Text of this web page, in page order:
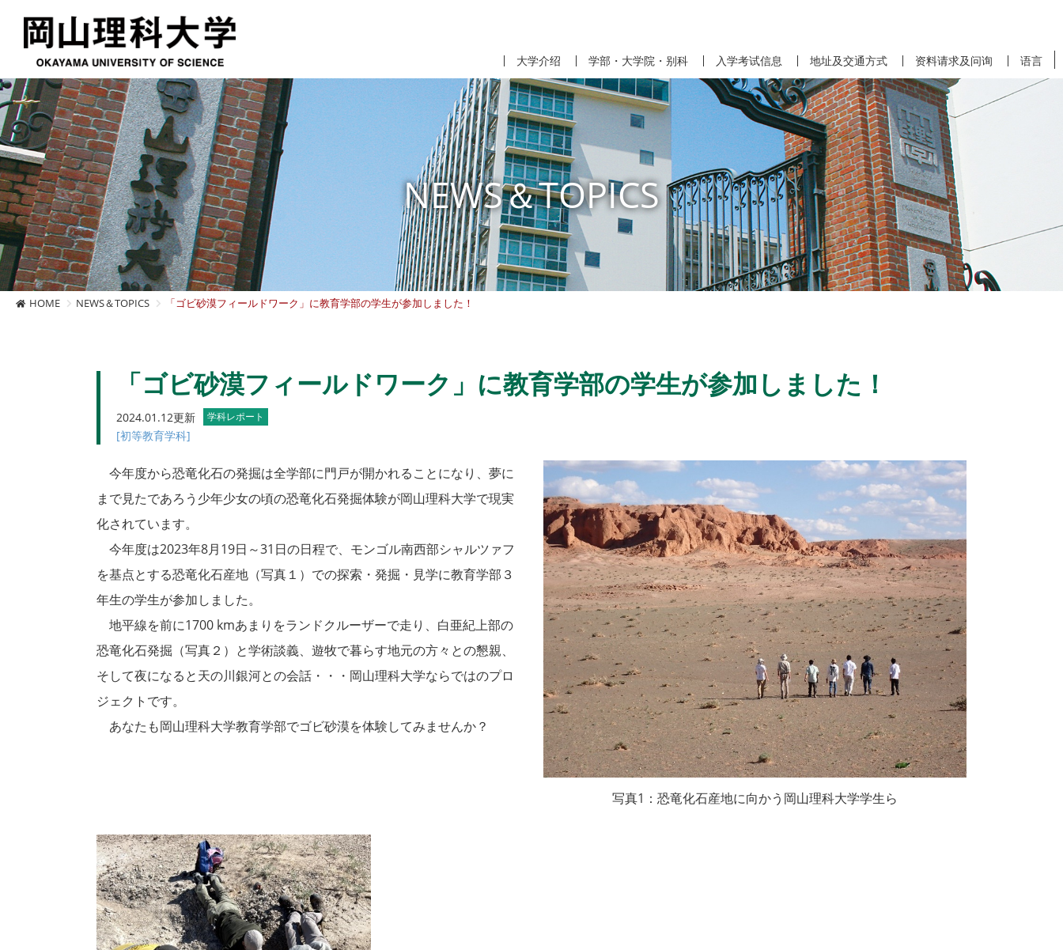
大学介绍 学部・大学院・别科 入学考试信息 地址及交通方式 资料请求及问询 语言
NEWS＆TOPICS
HOME NEWS＆TOPICS 「ゴビ砂漠フィールドワーク」に教育学部の学生が参加しました！
「ゴビ砂漠フィールドワーク」に教育学部の学生が参加しました！
2024.01.12更新 学科レポート
[初等教育学科]
写真1：恐竜化石産地に向かう岡山理科大学学生ら
今年度から恐竜化石の発掘は全学部に門戸が開かれることになり、夢に
まで見たであろう少年少女の頃の恐竜化石発掘体験が岡山理科大学で現実
化されています。
今年度は2023年8月19日～31日の日程で、モンゴル南西部シャルツァフ
を基点とする恐竜化石産地（写真１）での探索・発掘・見学に教育学部３
年生の学生が参加しました。
地平線を前に1700 kmあまりをランドクルーザーで走り、白亜紀上部の
恐竜化石発掘（写真２）と学術談義、遊牧で暮らす地元の方々との懇親、
そして夜になると天の川銀河との会話・・・岡山理科大学ならではのプロ
ジェクトです。
あなたも岡山理科大学教育学部でゴビ砂漠を体験してみませんか？